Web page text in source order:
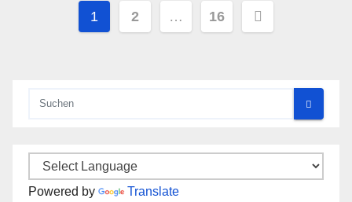
Seitennummerierung
1 2 … 16
Powered by Translate